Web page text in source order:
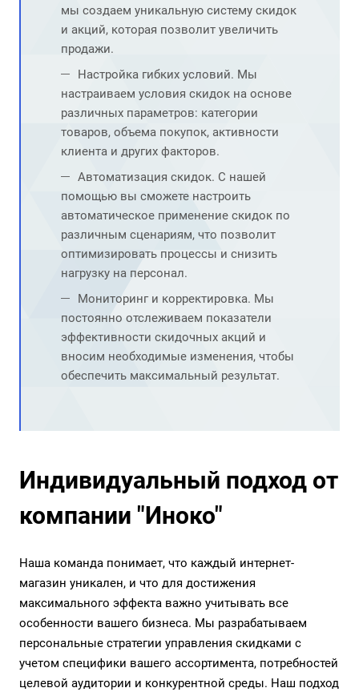
мы создаем уникальную систему скидок
и акций, которая позволит увеличить
продажи.
Настройка гибких условий. Мы
настраиваем условия скидок на основе
различных параметров: категории
товаров, объема покупок, активности
клиента и других факторов.
Автоматизация скидок. С нашей
помощью вы сможете настроить
автоматическое применение скидок по
различным сценариям, что позволит
оптимизировать процессы и снизить
нагрузку на персонал.
Мониторинг и корректировка. Мы
постоянно отслеживаем показатели
эффективности скидочных акций и
вносим необходимые изменения, чтобы
обеспечить максимальный результат.
Индивидуальный подход от
компании "Иноко"
Наша команда понимает, что каждый интернет-
магазин уникален, и что для достижения
максимального эффекта важно учитывать все
особенности вашего бизнеса. Мы разрабатываем
персональные стратегии управления скидками с
учетом специфики вашего ассортимента, потребностей
целевой аудитории и конкурентной среды. Наш подход